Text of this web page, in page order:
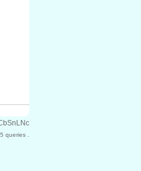
queries .